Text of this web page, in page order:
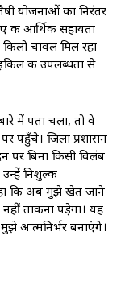
योजनाओं का निरंतर
की ​आर्थिक सहायता
चावल मिल रहा
की उपलब्धता से
में पता चला, तो वे
पहुँचे। जिला प्रशासन
बिना किसी विलंब
उन्हें निशुल्क
कि अब मुझे खेत जाने
ताकना पड़ेगा। यह
आत्मनिर्भर बनाएंगे।